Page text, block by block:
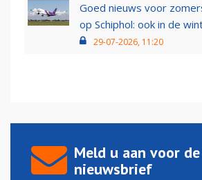
Goed nieuws voor
op Schiphol: ook in de
29-07-2026, 11:20
Meld u aan voor de
nieuwsbrief